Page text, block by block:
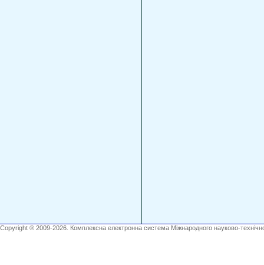
Copyright ® 2009-2026. Комплексна електронна система Міжнародного науково-